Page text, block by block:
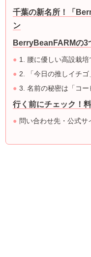
千葉の新名所！「
ン
BerryBeanFARMの3
1. 腰に優しい高設栽培
2. 「今日の推しイチ
3. 名前の秘密は「コ
行く前にチェック！
問い合わせ先・公式サ